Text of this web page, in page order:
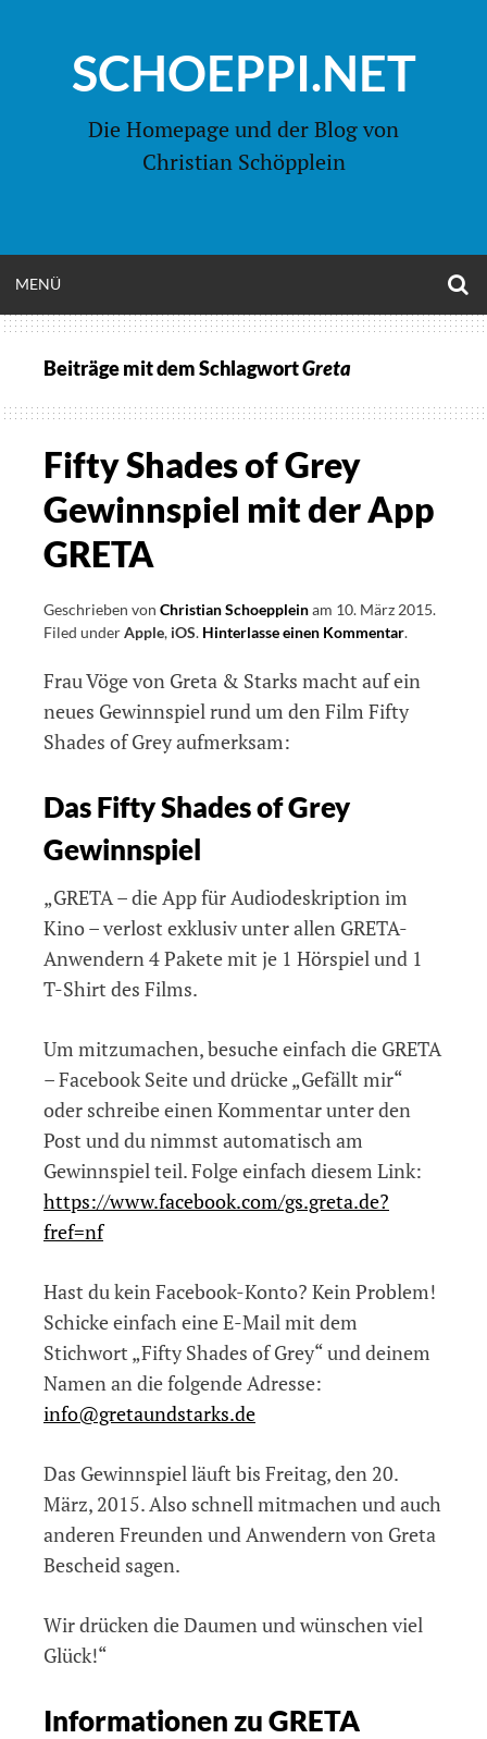
springenSCHOEPPI.NET
Die Homepage und der Blog von
Christian Schöpplein
MENÜ
Beiträge mit dem SchlagwortGreta
Fifty Shades of Grey
Gewinnspiel mit der App
GRETA
Geschrieben von Christian Schoeppleinam 10. März 2015.
Filed underApple, iOS. Hinterlasse einen Kommentaron
Shades
Grey
.
Frau Vöge von Greta & Starks macht auf ein
neues Gewinnspiel rund um den Film Fifty
Shades of Grey aufmerksam:
Das Fifty Shades of Grey
Gewinnspiel
„GRETA – die App für Audiodeskription im
Kino – verlost exklusiv unter allen GRETA-
Anwendern 4 Pakete mit je 1 Hörspiel und 1
T-Shirt des Films.
Um mitzumachen, besuche einfach die GRETA
– Facebook Seite und drücke „Gefällt mir“
oder schreibe einen Kommentar unter den
Post und du nimmst automatisch am
Gewinnspiel teil. Folge einfach diesem Link:
https://www.facebook.com/gs.greta.de?
fref=nf
Hast du kein Facebook-Konto? Kein Problem!
Schicke einfach eine E-Mail mit dem
Stichwort „Fifty Shades of Grey“ und deinem
Namen an die folgende Adresse:
info@gretaundstarks.de
Das Gewinnspiel läuft bis Freitag, den 20.
März, 2015. Also schnell mitmachen und auch
anderen Freunden und Anwendern von Greta
Bescheid sagen.
Wir drücken die Daumen und wünschen viel
Glück!“
Informationen zu GRETA